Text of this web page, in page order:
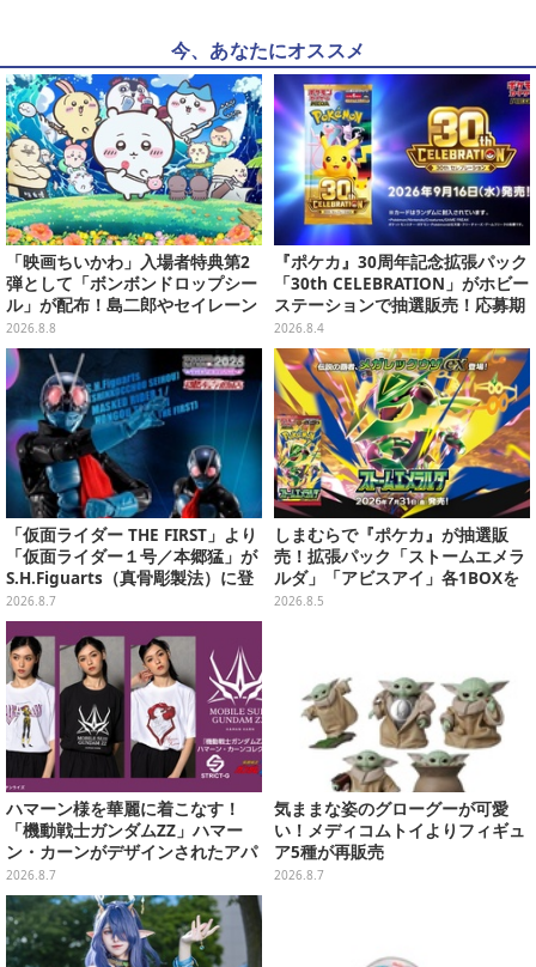
今、あなたにオススメ
「映画ちいかわ」入場者特典第2
弾として「ボンボンドロップシー
ル」が配布！島二郎やセイレーン
はもちろん、人魚のウロコまで…
2026.8.8
『ポケカ』30周年記念拡張パック
「30th CELEBRATION」がホビー
ステーションで抽選販売！応募期
間は8月6日23時59分まで
2026.8.4
「仮面ライダー THE FIRST」より
「仮面ライダー１号／本郷猛」が
S.H.Figuarts（真骨彫製法）に登
場！8月18日より予約受付開始
2026.8.7
しまむらで『ポケカ』が抽選販
売！拡張パック「ストームエメラ
ルダ」「アビスアイ」各1BOXを
ラインナップ
2026.8.5
ハマーン様を華麗に着こなす！
「機動戦士ガンダムZZ」ハマー
ン・カーンがデザインされたアパ
レルが販売
2026.8.7
気ままな姿のグローグーが可愛
い！メディコムトイよりフィギュ
ア5種が再販売
2026.8.7